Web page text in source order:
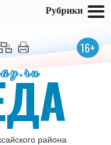
16+
района
Рубрики